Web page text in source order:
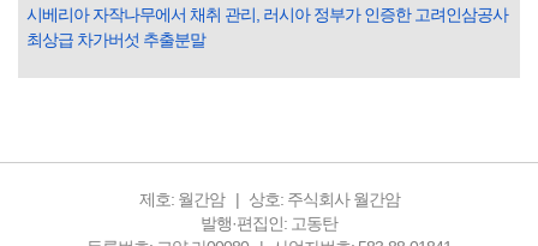
시베리아 자작나무에서 채취 관리, 러시아 정부가 인증한 고려인삼공사
최상급 차가버섯 추출분말
제호: 월간암
상호: 주식회사 월간암
발행·편집인: 고동탄